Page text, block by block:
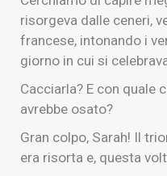
risorgeva dalle ceneri,
francese, intonando i
giorno in cui si
Cacciarla? E con quale
avrebbe osato?
Gran colpo, Sarah! Il
era risorta e, questa